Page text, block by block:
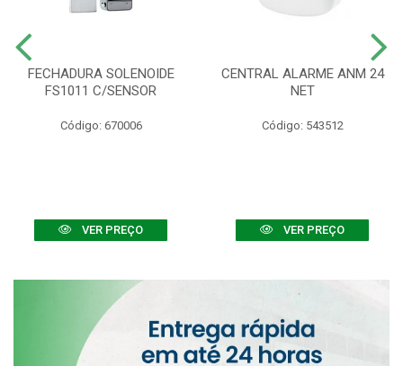
FECHADURA SOLENOIDE
FS1011 C/SENSOR
Código: 670006
VER PREÇO
CENTRAL ALARME ANM 24
NET
Código: 543512
VER PREÇO